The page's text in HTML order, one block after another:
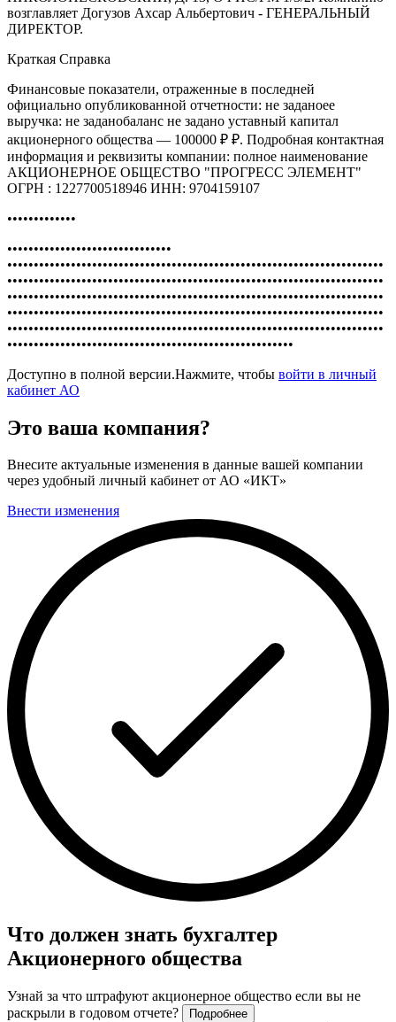
возглавляет Догузов Ахсар Альбертович - ГЕНЕРАЛЬНЫЙ
ДИРЕКТОР.
Краткая Справка
Финансовые показатели, отраженные в последней
официально опубликованной отчетности: не заданоее
выручка: не заданобаланс не задано уставный капитал
акционерного общества — 100000 ₽ ₽. Подробная контактная
информация и реквизиты компании: полное наименование
АКЦИОНЕРНОЕ ОБЩЕСТВО "ПРОГРЕСС ЭЛЕМЕНТ"
ОГРН : 1227700518946 ИНН: 9704159107
•••••••••••••
•••••••••••••••••••••••••••••••
•••••••••••••••••••••••••••••••••••••••••••••••••••••••••••••••••••••••
•••••••••••••••••••••••••••••••••••••••••••••••••••••••••••••••••••••••
•••••••••••••••••••••••••••••••••••••••••••••••••••••••••••••••••••••••
•••••••••••••••••••••••••••••••••••••••••••••••••••••••••••••••••••••••
•••••••••••••••••••••••••••••••••••••••••••••••••••••••••••••••••••••••
••••••••••••••••••••••••••••••••••••••••••••••••••••••
Доступно в полной версии.Нажмите, чтобы войти в личный
кабинет АО
Это ваша компания?
Внесите актуальные изменения в данные вашей компании
через удобный личный кабинет от АО «ИКТ»
Внести изменения
Что должен знать бухгалтер
Акционерного общества
Узнай за что штрафуют акционерное общество если вы не
раскрыли в годовом отчете?
Подробнее